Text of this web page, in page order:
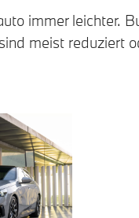
immer leichter.
meist reduziert